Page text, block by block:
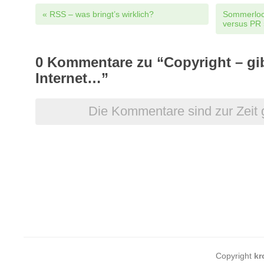
Post navigation
« RSS – was bringt’s wirklich?
versus PR
0 Kommentare zu “Copyright –
Internet…”
Die Kommentare sind zur Zeit
Copyright